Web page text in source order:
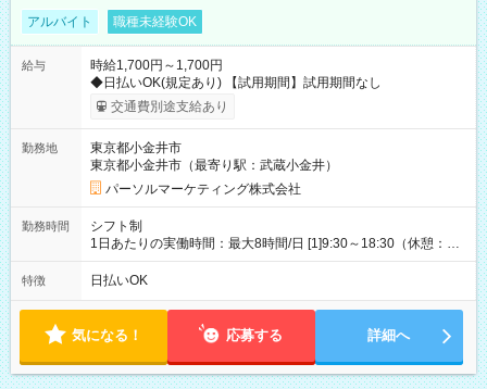
アルバイト 職種未経験OK
給与
時給1,700円～1,700円
◆日払いOK(規定あり) 【試用期間】試用期間なし
交通費別途支給あり
勤務地
東京都小金井市
東京都小金井市（最寄り駅：武蔵小金井）
パーソルマーケティング株式会社
勤務時間
シフト制
1日あたりの実働時間：最大8時間/日 [1]9:30～18:30（休憩：1
時間） [2]15:30～19:30（休憩：なし） ・平日のみ週3日 【土日
祝】9:30～18:30(実働8時間)【平日】15:30～19:30(実働4時間)
特徴 日払いOK
気になる！ 応募する 詳細へ